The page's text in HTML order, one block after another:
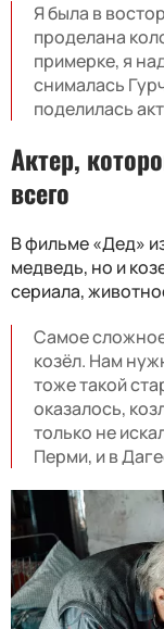
Я была в
проделана
примерке, я
снималась
поделилась
Актер,
всего
В фильме «Дед»
медведь, но и
сериала,
Самое
козёл. Нам
тоже такой
оказалось,
только не
Перми, и в